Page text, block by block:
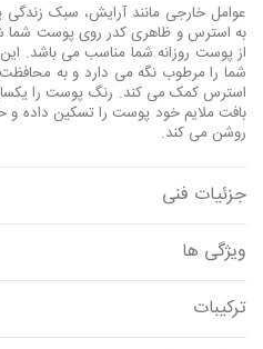
عوامل خارجی مانند آرایش، سبک
به استرس و ظاهری کدر روی پوست شما
شما را مرطوب نگه می دارد و به محافظت
استرس کمک می کند. رنگ پوست را
بافت ملایم خود پوست را تسکین داده
روشن می کند.
جزئیات فنی
ویژگی ها
ترکیبات